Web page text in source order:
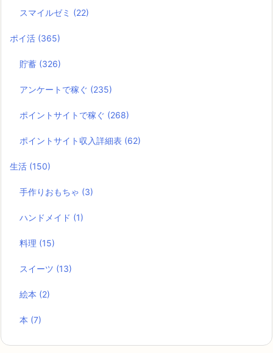
スマイルゼミ (22)
ポイ活 (365)
貯蓄 (326)
アンケートで稼ぐ (235)
ポイントサイトで稼ぐ (268)
ポイントサイト収入詳細表 (62)
生活 (150)
手作りおもちゃ (3)
ハンドメイド (1)
料理 (15)
スイーツ (13)
絵本 (2)
本 (7)